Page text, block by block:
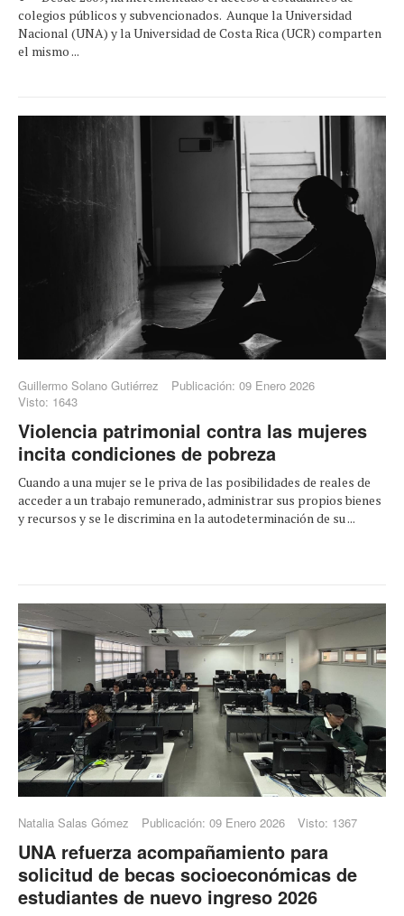
colegios públicos y subvencionados. Aunque la Universidad
Nacional (UNA) y la Universidad de Costa Rica (UCR) comparten
el mismo ...
Guillermo Solano Gutiérrez
Publicación: 09 Enero 2026
Visto: 1643
Violencia patrimonial contra las mujeres
incita condiciones de pobreza
Cuando a una mujer se le priva de las posibilidades de reales de
acceder a un trabajo remunerado, administrar sus propios bienes
y recursos y se le discrimina en la autodeterminación de su ...
Natalia Salas Gómez Publicación: 09 Enero 2026 Visto: 1367
UNA refuerza acompañamiento para
solicitud de becas socioeconómicas de
estudiantes de nuevo ingreso 2026